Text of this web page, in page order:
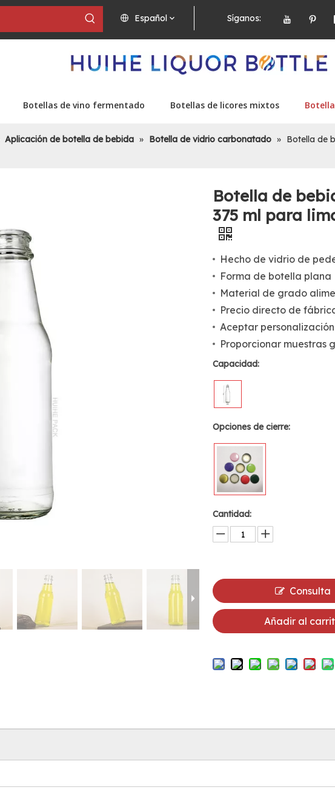
Español Síganos:
Botellas de vino fermentado Botellas de licores mixtos
Aplicación de botella de bebida » Botella de vidrio carbonatado » Botella de
Botella de
375 ml para
Hecho de vidrio de
Forma de botella plana
Material de grado
Precio directo de
Aceptar personalización
Proporcionar muestras
Capacidad:
Opciones de cierre:
Cantidad:
Consulta
Añadir al